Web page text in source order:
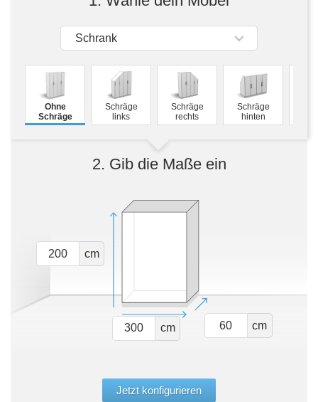
Schrank
Ohne
Schräge
Schräge
links
Schräge
rechts
Schräge
hinten
2. Gib die Maße ein
cm
cm cm
Jetzt konfigurieren
Wandboards